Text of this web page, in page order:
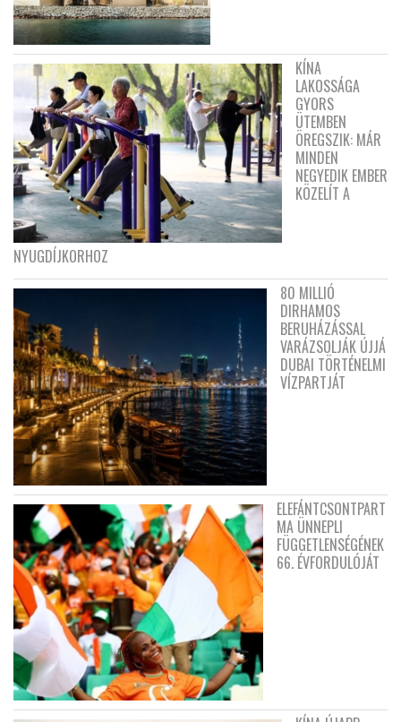
KÍNA
LAKOSSÁGA
GYORS
ÜTEMBEN
ÖREGSZIK: MÁR
MINDEN
NEGYEDIK EMBER
KÖZELÍT A
NYUGDÍJKORHOZ
80 MILLIÓ
DIRHAMOS
BERUHÁZÁSSAL
VARÁZSOLJÁK ÚJJÁ
DUBAI TÖRTÉNELMI
VÍZPARTJÁT
ELEFÁNTCSONTPART
MA ÜNNEPLI
FÜGGETLENSÉGÉNEK
66. ÉVFORDULÓJÁT